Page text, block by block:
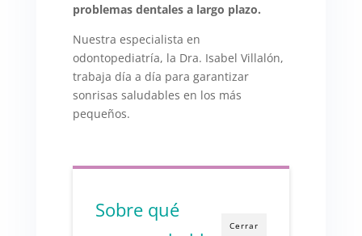
problemas dentales a largo plazo.
Nuestra especialista en
odontopediatría, la Dra. Isabel Villalón,
trabaja día a día para garantizar
sonrisas saludables en los más
pequeños.
Cerrar
Sobre qué